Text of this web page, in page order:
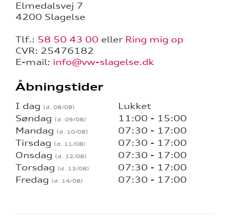
Elmedalsvej 7
4200 Slagelse
Tlf.: 58 50 43 00 eller Ring mig op
CVR: 25476182
E-mail: info@vw-slagelse.dk
Åbningstider
I dag
Lukket
Søndag
11:00 - 15:00
Mandag
07:30 - 17:00
Tirsdag
07:30 - 17:00
Onsdag
07:30 - 17:00
Torsdag
07:30 - 17:00
Fredag
07:30 - 17:00